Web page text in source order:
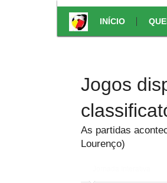
INÍCIO
Jogos
As partidas
Lourenço)